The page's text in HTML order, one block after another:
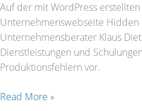
Auf der mit WordPress
Unternehmenswebseite Hidden
Unternehmensberater Klaus
Dienstleistungen und
Produktionsfehlern vor.
Read More »